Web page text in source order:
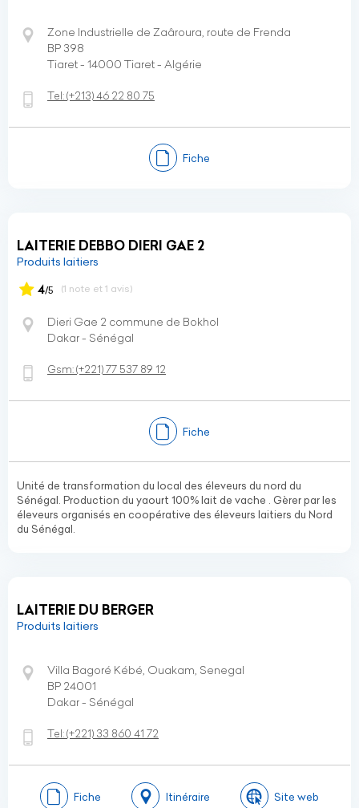
Zone Industrielle de Zaâroura, route de Frenda
BP 398
Tiaret - 14000 Tiaret - Algérie
Tel:(+213)46 22 80 75
Fiche
LAITERIE DEBBO DIERI GAE 2
Produits laitiers
4/5 (1 note et 1 avis)
Dieri Gae 2 commune de Bokhol
Dakar - Sénégal
Gsm:(+221)77 537 89 12
Fiche
Unité de transformation du local des éleveurs du nord du
Sénégal. Production du yaourt 100% lait de vache . Gèrer par les
éleveurs organisés en coopérative des éleveurs laitiers du Nord
du Sénégal.
LAITERIE DU BERGER
Produits laitiers
Villa Bagoré Kébé, Ouakam, Senegal
BP 24001
Dakar - Sénégal
Tel:(+221) 33 860 41 72
Fiche Itinéraire Site web